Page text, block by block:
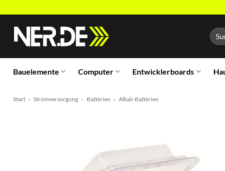
springen
Suchen
nach:
Bauelemente Computer Entwicklerboards
Start » Stromversorgung » Batterien » Alkali-Batterien